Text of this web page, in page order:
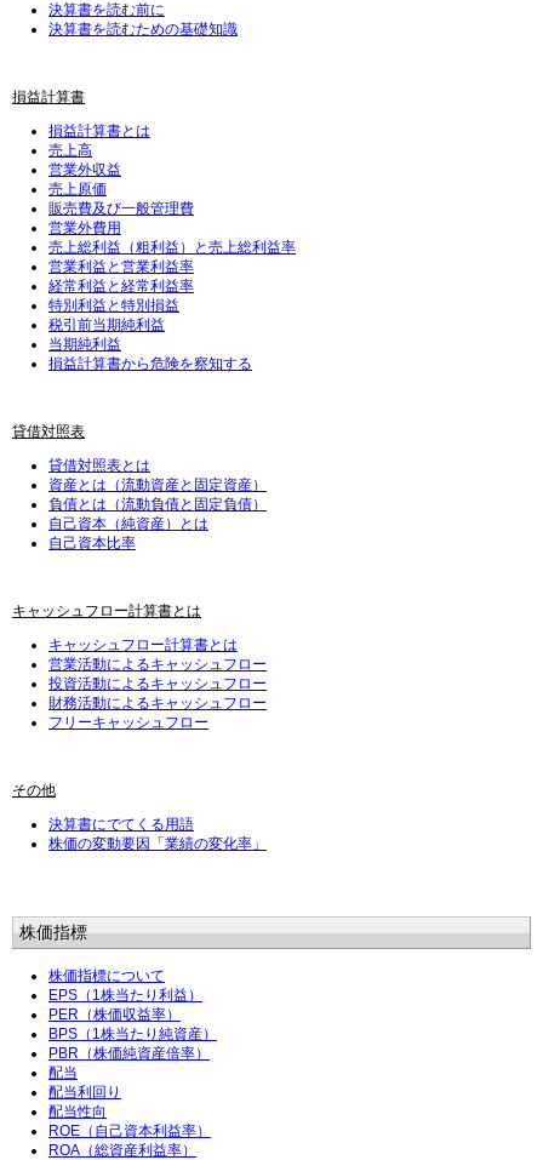
決算書を読む前に
決算書を読むための基礎知識
損益計算書
損益計算書とは
売上高
営業外収益
売上原価
販売費及び一般管理費
営業外費用
売上総利益（粗利益）と売上総利益率
営業利益と営業利益率
経常利益と経常利益率
特別利益と特別損益
税引前当期純利益
当期純利益
損益計算書から危険を察知する
貸借対照表
貸借対照表とは
資産とは（流動資産と固定資産）
負債とは（流動負債と固定負債）
自己資本（純資産）とは
自己資本比率
キャッシュフロー計算書とは
キャッシュフロー計算書とは
営業活動によるキャッシュフロー
投資活動によるキャッシュフロー
財務活動によるキャッシュフロー
フリーキャッシュフロー
その他
決算書にでてくる用語
株価の変動要因「業績の変化率」
株価指標
株価指標について
EPS（1株当たり利益）
PER（株価収益率）
BPS（1株当たり純資産）
PBR（株価純資産倍率）
配当
配当利回り
配当性向
ROE（自己資本利益率）
ROA（総資産利益率）